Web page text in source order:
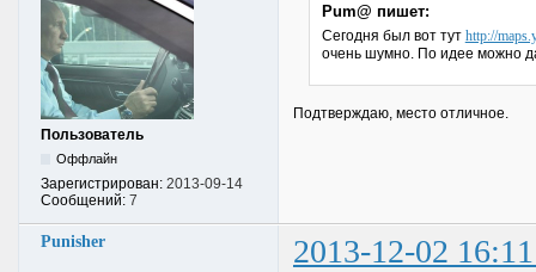
Пользователь
Оффлайн
Зарегистрирован: 2013-09-14
Сообщений: 7
Pum@ пишет:
Сегодня был вот тут http://
очень шумно. По идее можно
Подтверждаю, место отличное.
Punisher 2013-12-02